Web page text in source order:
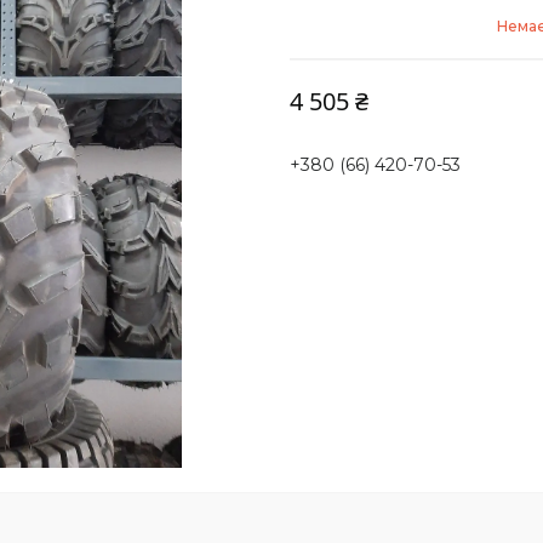
4 505 ₴
+380 (66) 420-70-53